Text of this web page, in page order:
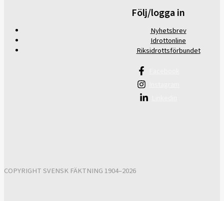
Följ/logga in
Nyhetsbrev
Idrottonline
Riksidrottsförbundet
COPYRIGHT SVENSK FÄKTNING 1904–2026